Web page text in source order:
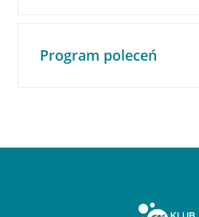
Program poleceń